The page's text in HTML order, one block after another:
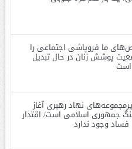
ما فروپاشی اجتماعی را
پوشش زنان در حال تبدیل
نهاد رهبری آغاز
جمهوری اسلامی است/ اقتدار
فساد وجود ندارد